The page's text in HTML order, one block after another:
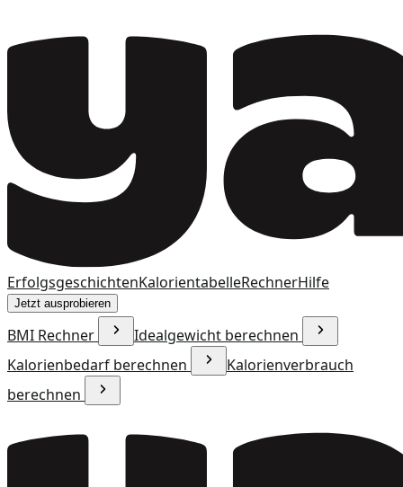
ErfolgsgeschichtenKalorientabelleRechnerHilfe
Jetzt ausprobieren
BMI Rechner
Idealgewicht berechnen
Kalorienbedarf berechnen
Kalorienverbrauch
berechnen